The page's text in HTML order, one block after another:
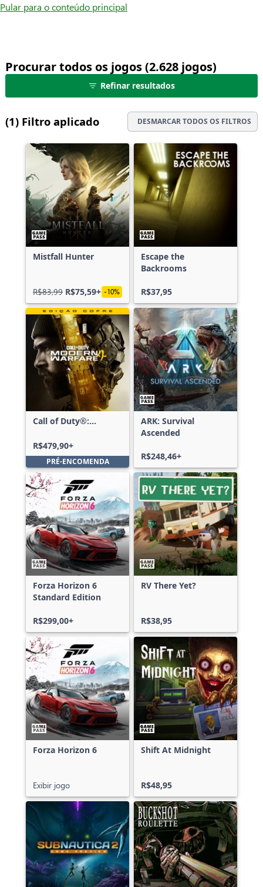
Pular para o conteúdo principal
Procurar todos os jogos (2.628 jogos)25
mostrados
de
2.628
jogos,
com
filtros,
Refinar resultados
(1) Filtro aplicado DESMARCAR TODOS OS FILTROS
Mistfall Hunter
R$83,99 R$75,59+ -10%
Escape the
Backrooms
R$37,95
Call of Duty®:
Edição Cofre
R$479,90+
PRÉ-ENCOMENDA
ARK: Survival
Ascended
R$248,46+
Forza Horizon 6
Standard Edition
R$299,00+
RV There Yet?
R$38,95
Forza Horizon 6
Exibir jogo
Shift At Midnight
R$48,95